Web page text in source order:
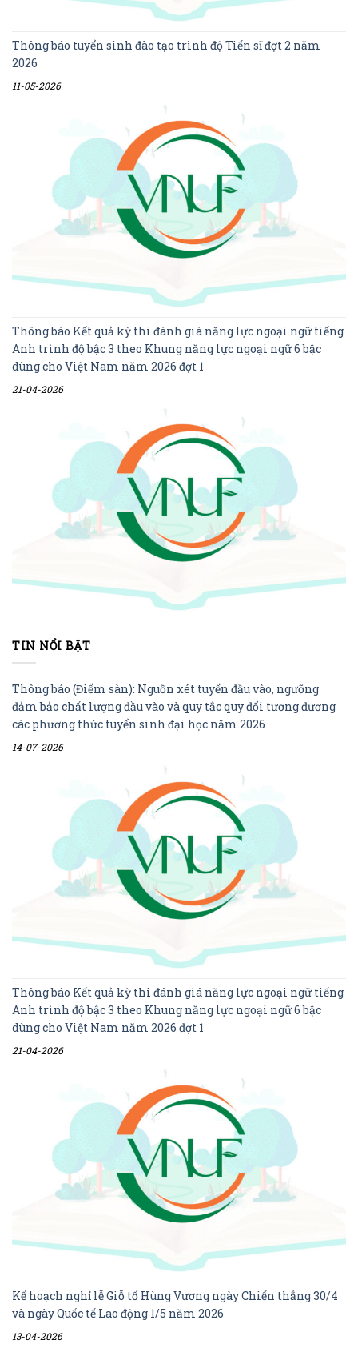
Thông báo tuyển sinh đào tạo trình độ Tiến sĩ đợt 2 năm
2026
11-05-2026
Thông báo Kết quả kỳ thi đánh giá năng lực ngoại ngữ tiếng
Anh trình độ bậc 3 theo Khung năng lực ngoại ngữ 6 bậc
dùng cho Việt Nam năm 2026 đợt 1
21-04-2026
TIN NỔI BẬT
Thông báo (Điểm sàn): Nguồn xét tuyển đầu vào, ngưỡng
đảm bảo chất lượng đầu vào và quy tắc quy đổi tương đương
các phương thức tuyển sinh đại học năm 2026
14-07-2026
Thông báo Kết quả kỳ thi đánh giá năng lực ngoại ngữ tiếng
Anh trình độ bậc 3 theo Khung năng lực ngoại ngữ 6 bậc
dùng cho Việt Nam năm 2026 đợt 1
21-04-2026
Kế hoạch nghỉ lễ Giỗ tổ Hùng Vương ngày Chiến thắng 30/4
và ngày Quốc tế Lao động 1/5 năm 2026
13-04-2026